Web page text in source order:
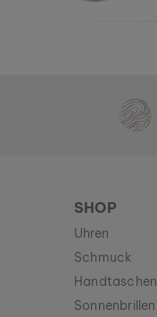
SHOP
Uhren
Schmuck
Handtaschen
Sonnenbrillen